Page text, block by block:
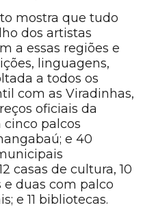
mostra que tudo
dos artistas
a essas regiões e
linguagens,
a todos os
com as Viradinhas,
oficiais da
palcos
e 40
casas de cultura, 10
duas com palco
e 11 bibliotecas.